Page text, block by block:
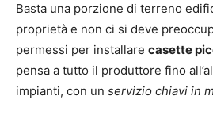
Basta una porzione di terreno
proprietà e non ci si deve
permessi per installare casette
pensa a tutto il produttore fino
impianti, con un servizio chiavi in